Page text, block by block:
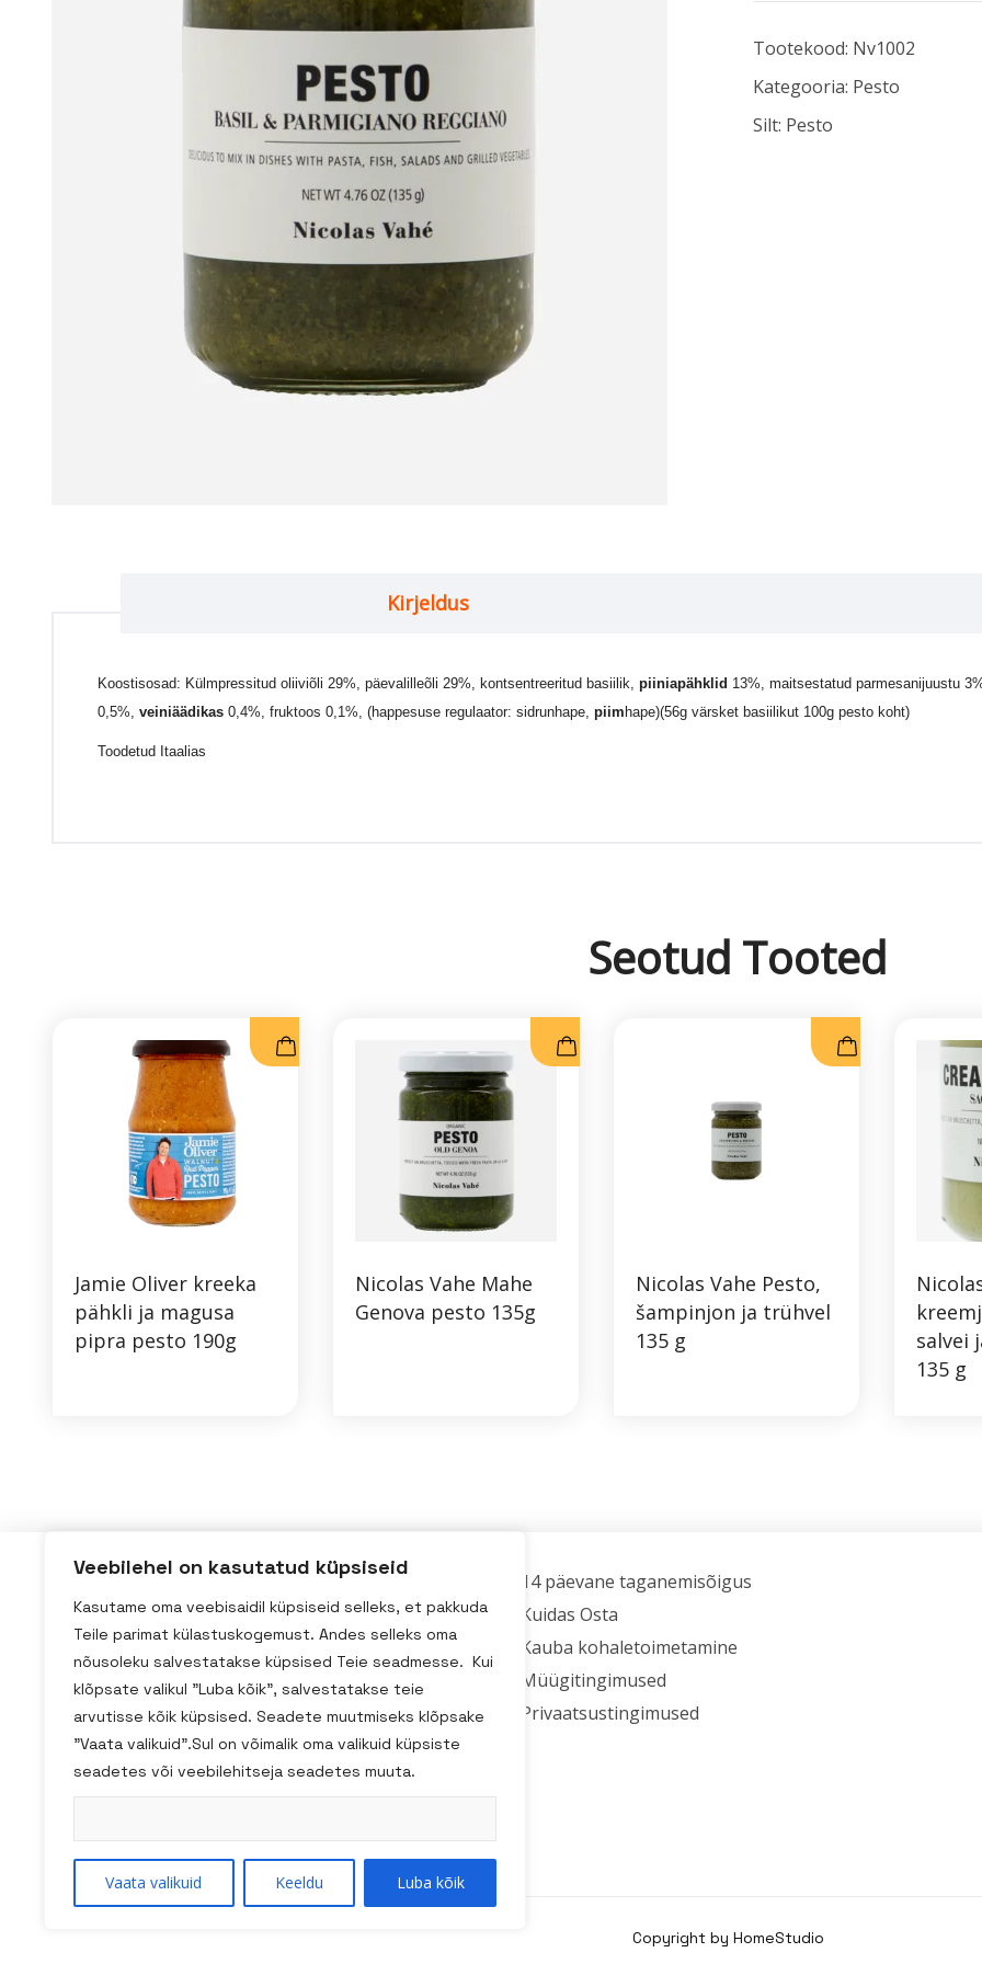
Veebilehel on kasutatud küpsiseid
Kasutame oma veebisaidil küpsiseid selleks, et pakkuda
Teile parimat külastuskogemust. Andes selleks oma
nõusoleku salvestatakse küpsised Teie seadmesse. Kui
klõpsate valikul "Luba kõik", salvestatakse teie
arvutisse kõik küpsised. Seadete muutmiseks klõpsake
"Vaata valikuid".Sul on võimalik oma valikuid küpsiste
seadetes või veebilehitseja seadetes muuta.
Vaata valikuid Keeldu Luba kõik
Tootekood: Nv1002
Kategooria: Pesto
Silt: Pesto
Kirjeldus
Koostisosad: Külmpressitud oliiviõli 29%, päevalilleõli 29%, kontsentreeritud basiilik, piiniapähklid 13%, maitsestatud parmesanijuustu
0,5%, veiniäädikas 0,4%, fruktoos 0,1%, (happesuse regulaator: sidrunhape, piim hape)(56g värsket basiilikut 100g pesto koht)
Toodetud Itaalias
Seotud Tooted
Jamie Oliver kreeka
pähkli ja magusa
pipra pesto 190g
Nicolas Vahe Mahe
Genova pesto 135g
Nicolas Vahe Pesto,
šampinjon ja trühvel
135 g
salvei
135 g
Kadaka tee 3/2, Tallinn
homestudio@homestudio.ee
14 päevane taganemisõigus
Kuidas Osta
Kauba kohaletoimetamine
Müügitingimused
Privaatsustingimused
Copyright by HomeStudio